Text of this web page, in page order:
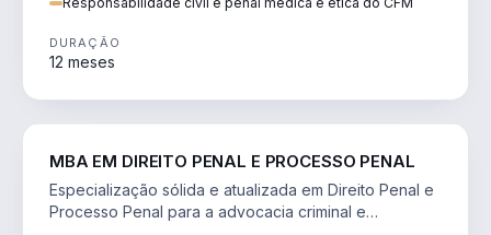
DURAÇÃO
12 meses
MBA EM DIREITO PENAL E PROCESSO PENAL
Especialização sólida e atualizada em Direito Penal e
Processo Penal para a advocacia criminal e